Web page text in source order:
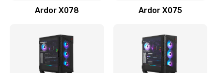
Ardor X078 Ardor X075